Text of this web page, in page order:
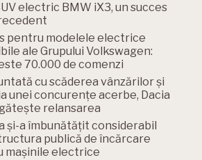
electric BMW iX3, un succes
pentru modelele electrice
ale Grupului Volkswagen:
70.000 de comenzi
cu scăderea vânzărilor și
unei concurențe acerbe, Dacia
relansarea
și-a îmbunătățit considerabil
publică de încărcare
mașinile electrice